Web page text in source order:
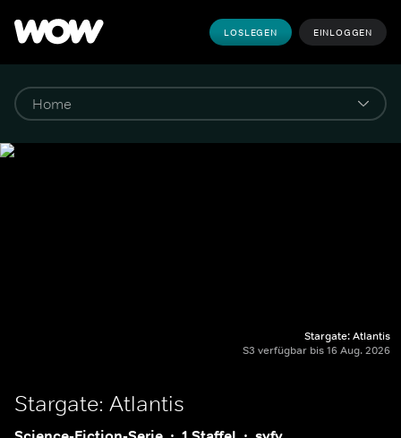
LOSLEGEN EINLOGGEN
Stargate: Atlantis
S3 verfügbar bis 16 Aug. 2026
Stargate: Atlantis